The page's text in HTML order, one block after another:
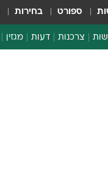
ספורט בחירות
צרכנות דעות מגזין